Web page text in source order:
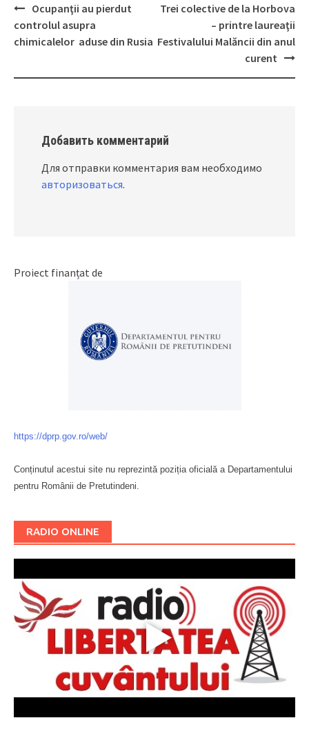
Post
navigation
Ocupanţii au pierdut
controlul asupra
chimicalelor aduse din Rusia
Trei colective de la Horbova
– printre laureaţii
Festivalului Malăncii din anul
curent
Добавить комментарий
Для отправки комментария вам необходимо
авторизоваться.
Proiect finanțat de
https://dprp.gov.ro/web/
Conținutul acestui site nu reprezintă poziția oficială a Departamentului
pentru Românii de Pretutindeni.
RADIO ONLINE